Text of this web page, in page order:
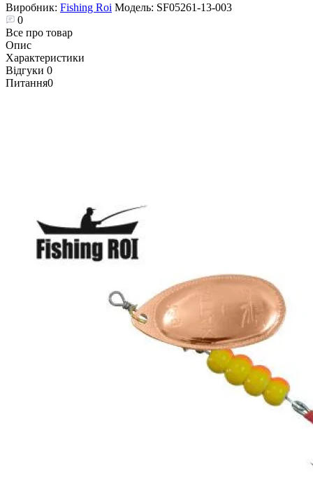
Виробник: Fishing Roi Модель: SF05261-13-003
0
Все про товар
Опис
Характеристики
Відгуки 0
Питання0